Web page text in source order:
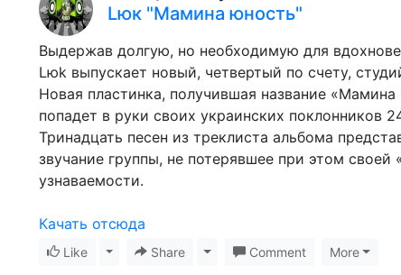
Lюк "Мамина юность"
Выдержав долгую, но необходимую для
Lюk выпускает новый, четвертый по счету,
Новая пластинка, получившая название
попадет в руки своих украинских поклонников
Тринадцать песен из треклиста альбома
звучание группы, не потерявшее при этом своей
узнаваемости.
Качать отсюда
Like Toggle Dropdown
Share Toggle Dropdown
Comment More